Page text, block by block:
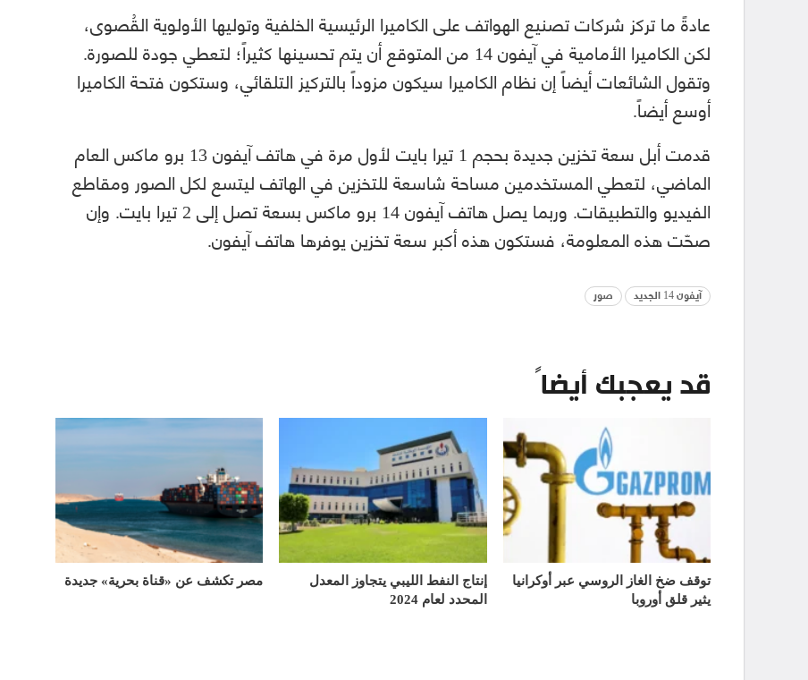
عادةً ما تركز شركات تصنيع الهواتف على الكاميرا الرئيسية الخلفية وتوليها الأولوية القُصوى،
لكن الكاميرا الأمامية في آيفون 14 من المتوقع أن يتم تحسينها كثيراً؛ لتعطي جودة للصورة.
وتقول الشائعات أيضاً إن نظام الكاميرا سيكون مزوداً بالتركيز التلقائي، وستكون فتحة الكاميرا
أوسع أيضاً.
قدمت أبل سعة تخزين جديدة بحجم 1 تيرا بايت لأول مرة في هاتف آيفون 13 برو ماكس العام
الماضي، لتعطي المستخدمين مساحة شاسعة للتخزين في الهاتف ليتسع لكل الصور ومقاطع
الفيديو والتطبيقات. وربما يصل هاتف آيفون 14 برو ماكس بسعة تصل إلى 2 تيرا بايت. وإن
صحّت هذه المعلومة، فستكون هذه أكبر سعة تخزين يوفرها هاتف آيفون.
آيفون 14 الجديد صور
قد يعجبك أيضاً
توقف ضخ الغاز الروسي عبر أوكرانيا
يثير قلق أوروبا
إنتاج النفط الليبي يتجاوز المعدل
المحدد لعام 2024
مصر تكشف عن «قناة بحرية» جديدة